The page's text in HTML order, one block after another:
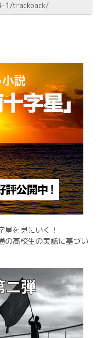
を見にいく！
の高校生の実話に基づい